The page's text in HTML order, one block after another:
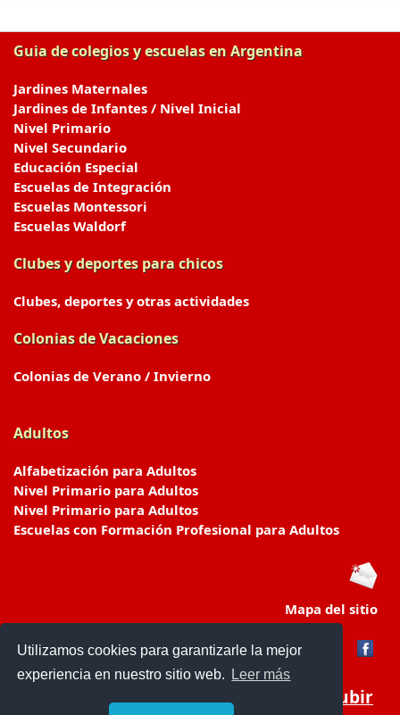
Utilizamos cookies para garantizarle la mejor
experiencia en nuestro sitio web.
Leer más
Guia de colegios y escuelas en Argentina
Jardines Maternales
Jardines de Infantes / Nivel Inicial
Nivel Primario
Nivel Secundario
Educación Especial
Escuelas de Integración
Escuelas Montessori
Escuelas Waldorf
Clubes y deportes para chicos
Clubes, deportes y otras actividades
Colonias de Vacaciones
Colonias de Verano / Invierno
Adultos
Alfabetización para Adultos
Nivel Primario para Adultos
Nivel Primario para Adultos
Escuelas con Formación Profesional para Adultos
Mapa del sitio
Subir